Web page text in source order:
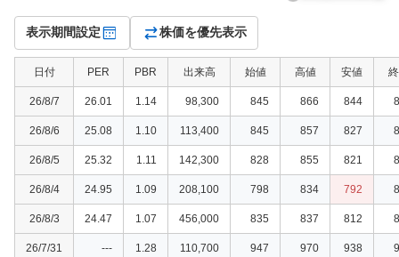
表示期間設定 株価を優先表示
日付 PER PBR 出来高 始値 高値 安値
26/8/7 26.01 1.14 98,300 845 866 844
26/8/6 25.08 1.10 113,400 845 857 827
26/8/5 25.32 1.11 142,300 828 855 821
26/8/4 24.95 1.09 208,100 798 834 792
26/8/3 24.47 1.07 456,000 835 837 812
26/7/31 --- 1.28 110,700 947 970 938